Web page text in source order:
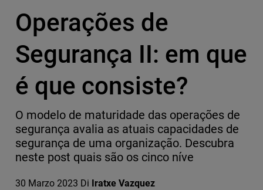
Operações de
Segurança II: em que
é que consiste?
O modelo de maturidade das operações de
segurança avalia as atuais capacidades de
segurança de uma organização. Descubra
neste post quais são os cinco níve
30 Marzo 2023 Di Iratxe Vazquez